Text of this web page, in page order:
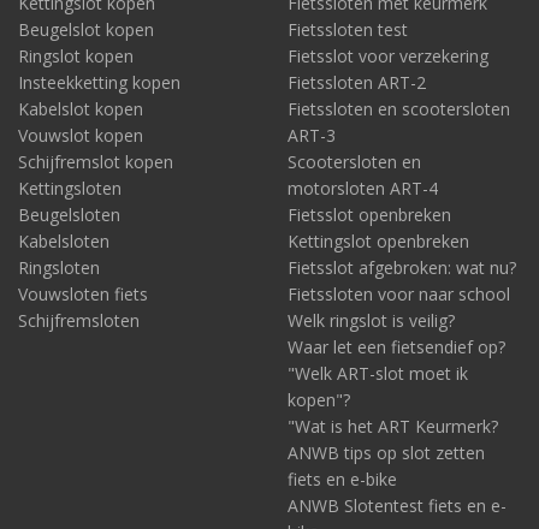
niet van gehard staal en zullen normaliter niet beschikken over
een ART-keurmerk.
Beugelslot kopen
Ringslot kopen
Insteekketting kopen
Kabelslot kopen
Vouwslot kopen
Schijfremslot kopen
Kettingsloten
Beugelsloten
Kabelsloten
Ringsloten
Vouwsloten fiets
Schijfremsloten
Fietssloten test
Fietsslot voor verzekering
Fietssloten ART-2
Fietssloten en scootersloten
ART-3
Scootersloten en
motorsloten ART-4
Fietsslot openbreken
Kettingslot openbreken
Fietsslot afgebroken: wat nu?
Fietssloten voor naar school
Welk ringslot is veilig?
Waar let een fietsendief op?
"Welk ART-slot moet ik
kopen"?
"Wat is het ART Keurmerk?
ANWB tips op slot zetten
fiets en e-bike
ANWB Slotentest fiets en e-